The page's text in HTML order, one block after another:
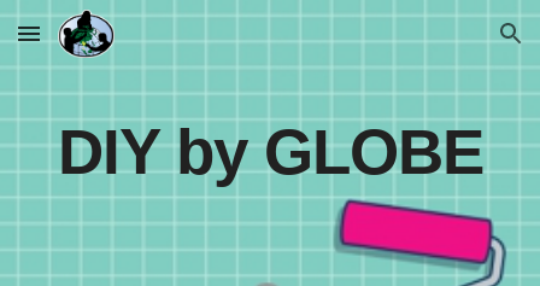
Skip to main content Skip to navigation
DIY by GLOBE